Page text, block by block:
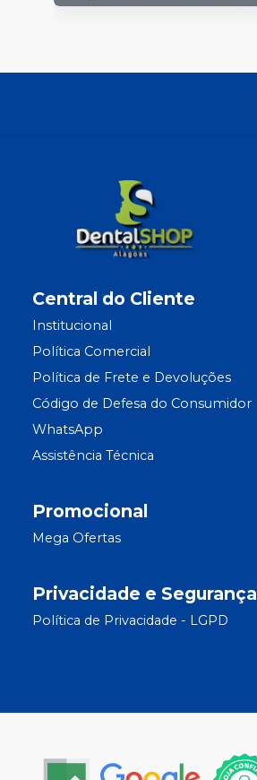
Central do Cliente
Institucional
Política Comercial
Política de Frete e Devoluções
Código de Defesa do Consumidor
WhatsApp
Assistência Técnica
Promocional
Mega Ofertas
Privacidade e Segurança
Política de Privacidade - LGPD